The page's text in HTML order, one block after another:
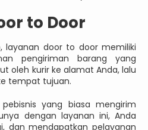
to Door
layanan door to door memiliki
pengiriman barang yang
oleh kurir ke alamat Anda, lalu
tempat tujuan.
yang biasa mengirim
dengan layanan ini, Anda
dan mendapatkan pelayanan